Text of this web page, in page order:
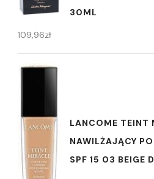
30ML
109,96zł
LANCOME TEINT
NAWILŻAJĄCY
SPF 15 03 BEIGE